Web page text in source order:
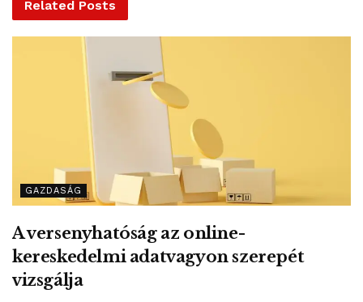
kezdik a teljes fertőtlenítést, de az kiterjed a HÉV-ekre és
az alacsonyabb forgalmú vonalak járműveire is. Az
intézkedés több száz járművet érint, és a tervek szerint
jövő hét végére már folyamatos lesz a járművek ilyen
típusú fertőtlenítése.
Homolya Róbert hozzátette: ugyancsak hétfőtől a
legnagyobb forgalmú budapesti és vidéki pályaudvarokon,
megállóhelyeken az utazóközönségnek is biztosítanak
Az elnök-vezérigazgató felidézte: korábban már több száz
Related Posts
GAZDASÁG
A versenyhatóság az online-
kereskedelmi adatvagyon szerepét
vizsgálja